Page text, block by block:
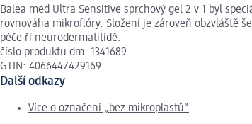
Balea med Ultra Sensitive sprchový gel 2 v 1 byl
rovnováha mikroflóry. Složení je zároveň obzvláště
péče ři neurodermatitidě.
číslo produktu dm: 1341689
GTIN: 4066447429169
Další odkazy
Více o označení „bez mikroplastů“